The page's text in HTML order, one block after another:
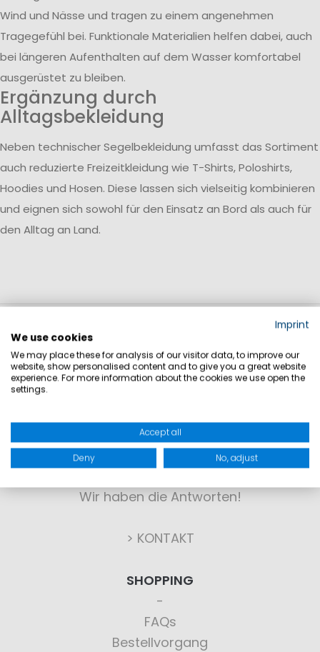
Wind und Nässe und tragen zu einem angenehmen
Tragegefühl bei. Funktionale Materialien helfen dabei, auch
bei längeren Aufenthalten auf dem Wasser komfortabel
ausgerüstet zu bleiben.
Ergänzung durch
Alltagsbekleidung
Neben technischer Segelbekleidung umfasst das Sortiment
auch reduzierte Freizeitkleidung wie T-Shirts, Poloshirts,
Hoodies und Hosen. Diese lassen sich vielseitig kombinieren
und eignen sich sowohl für den Einsatz an Bord als auch für
den Alltag an Land.
KONTAKT
Wir haben die Antworten!
> KONTAKT
SHOPPING
FAQs
Bestellvorgang
Imprint
We use cookies
We may place these for analysis of our visitor data, to improve our
website, show personalised content and to give you a great website
experience. For more information about the cookies we use open the
settings.
Accept all
Deny No, adjust